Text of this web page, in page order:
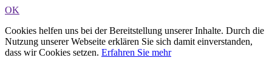
OK
Cookies helfen uns bei der Bereitstellung unserer Inhalte. Durch die
Nutzung unserer Webseite erklären Sie sich damit einverstanden,
dass wir Cookies setzen. Erfahren Sie mehr